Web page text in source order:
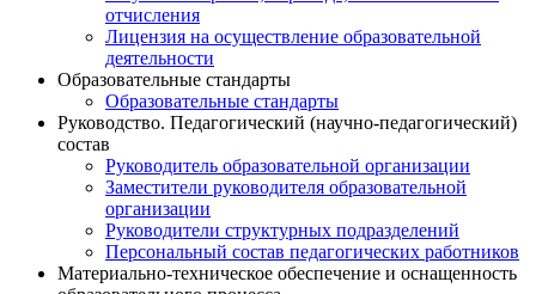
отчисления
Лицензия на осуществление образовательной
деятельности
Образовательные стандарты
Образовательные стандарты
Руководство. Педагогический (научно-педагогический)
состав
Руководитель образовательной организации
Заместители руководителя образовательной
организации
Руководители структурных подразделений
Персональный состав педагогических работников
Материально-техническое обеспечение и оснащенность